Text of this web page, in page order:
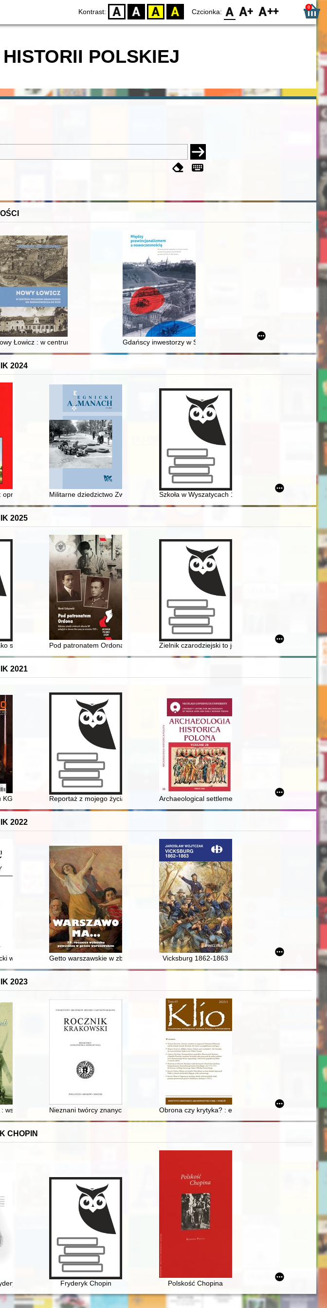
Kontrast: D BW YB BY Czcionka: F0 F1 F2 0
POLSKIEJ
Łowicz : w centrum poligonu drawskiego od średniowiecza do dziśGdańscy inwestorzy w Sopocie : prestiż finansowy i towarzyski
2024
i materiały źródłowe : praca zbiorowa. T. 20
Militarne dziedzictwo Związku Radzieckiego w Polsce : dowód opresji czy dziedzictwo
Szkoła w Wyszatycach 1874-2024
2025
Zdroju
sposób komunikacji w parafii pw. św. Michała Archanioła w Lipuszu
Pod patronatem Ordona : wybrane sylwetki młodszych oficerów WP poległych w obronie
Zielnik czarodziejski to jest Zbiór przesądów o
2021
Korpusu Ochrony Pogranicza (1924-1939)
: wokół inwigilacji Mieczysława R. Frenkla
Reportaż z mojego życia Archaeological settlement research for the late Middle
2022
Anny Ptaśnik
połowie XVIII wieku na przykładzie Stasia Tretera
w Józefowie Getto warszawskie w zbiorach Muzeum Niepodległości w Warszawie
Vicksburg 1862-1863
2023
: zbrojny powrót synów Władysława Wygnańca na Śląsk
wspomnienia o rodzinach: Wójcików, Krzysztofików, Przytułów, Bernasiów i Nowaków
Nieznani twórcy znanych budynków Obrona czy krytyka? : echa debaty na temat dziejów
CHOPIN
Chopina. T. 3 cz. 4Fryderyk Chopin Polskość Chopina